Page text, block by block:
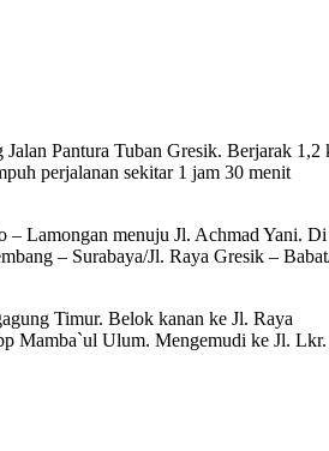
Pantura Tuban Gresik. Berjarak 1,2
perjalanan sekitar 1 jam 30 menit
– Lamongan menuju Jl. Achmad Yani. Di
– Surabaya/Jl. Raya Gresik –
Timur. Belok kanan ke Jl. Raya
Mamba`ul Ulum. Mengemudi ke Jl.